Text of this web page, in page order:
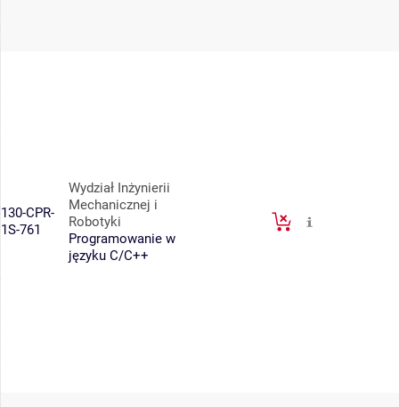
130-CPR-
1S-761
Wydział Inżynierii
Mechanicznej i
Robotyki
Programowanie w
języku C/C++